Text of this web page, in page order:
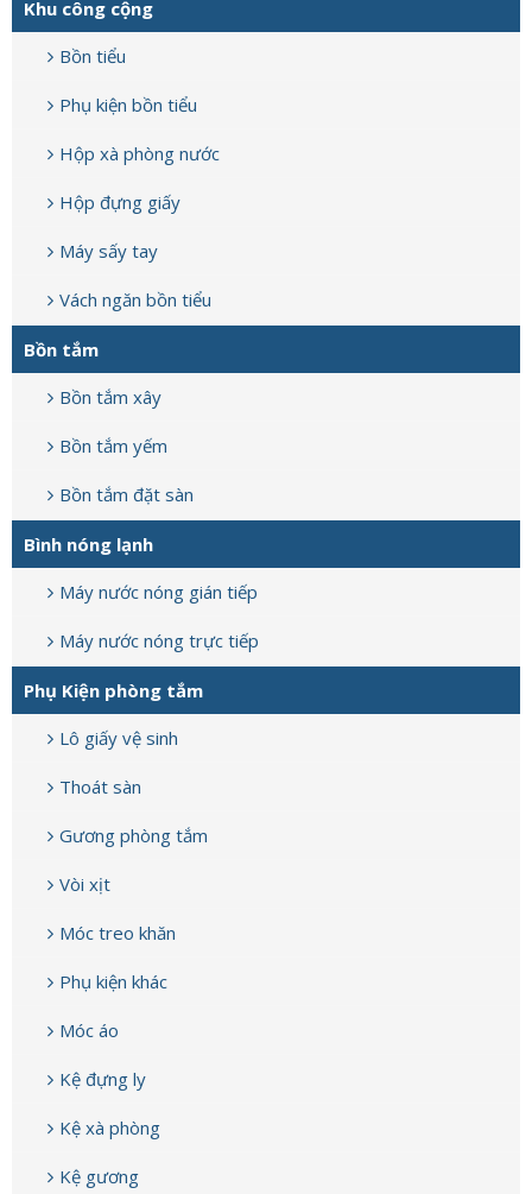
Khu công cộng
Bồn tiểu
Phụ kiện bồn tiểu
Hộp xà phòng nước
Hộp đựng giấy
Máy sấy tay
Vách ngăn bồn tiểu
Bồn tắm
Bồn tắm xây
Bồn tắm yếm
Bồn tắm đặt sàn
Bình nóng lạnh
Máy nước nóng gián tiếp
Máy nước nóng trực tiếp
Phụ Kiện phòng tắm
Lô giấy vệ sinh
Thoát sàn
Gương phòng tắm
Vòi xịt
Móc treo khăn
Phụ kiện khác
Móc áo
Kệ đựng ly
Kệ xà phòng
Kệ gương